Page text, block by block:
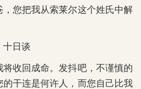
，您把我从索莱尔这个姓氏中解
十日谈
将收回成命。发抖吧，不谨慎的
干连是何许人，而您自己比我